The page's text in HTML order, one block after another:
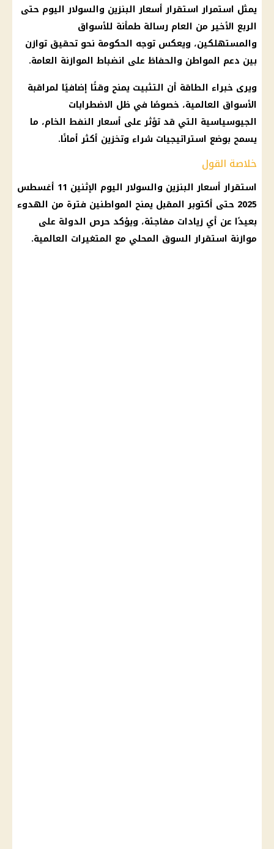
يمثل استمرار استقرار أسعار البنزين والسولار اليوم حتى
الربع الأخير من العام رسالة طمأنة للأسواق
والمستهلكين، ويعكس توجه الحكومة نحو تحقيق توازن
بين دعم المواطن والحفاظ على انضباط الموازنة العامة.
ويرى خبراء الطاقة أن التثبيت يمنح وقتًا إضافيًا لمراقبة
الأسواق العالمية، خصوصًا في ظل الاضطرابات
الجيوسياسية التي قد تؤثر على أسعار النفط الخام، ما
يسمح بوضع استراتيجيات شراء وتخزين أكثر أمانًا.
خلاصة القول
استقرارأسعار البنزين والسولار اليوم الإثنين 11
أغسطس
2025 حتى أكتوبر المقبل يمنح المواطنين فترة من الهدوء
بعيدًا عن أي زيادات مفاجئة، ويؤكد حرص الدولة على
موازنة استقرار السوق المحلي مع المتغيرات العالمية.